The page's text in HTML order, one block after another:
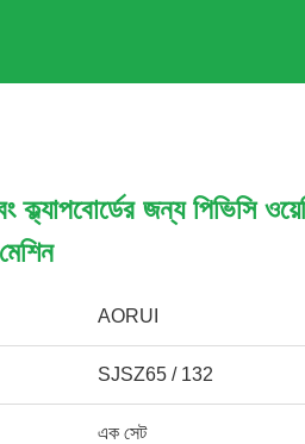
ক্ল্যাপবোর্ডের জন্য পিভিসি
AORUI
SJSZ65 / 132
এক সেট